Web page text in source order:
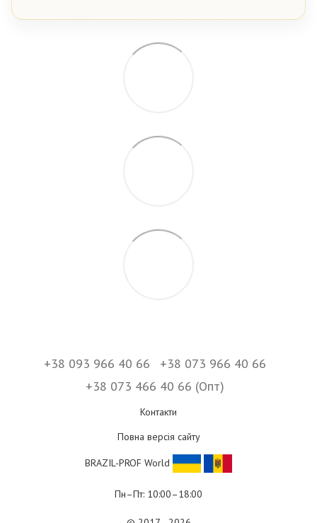
+38 093 966 40 66
+38 073 966 40 66
+38 073 466 40 66 (Опт)
Контакти
Повна версія сайту
BRAZIL-PROF World
Пн–Пт: 10:00–18:00